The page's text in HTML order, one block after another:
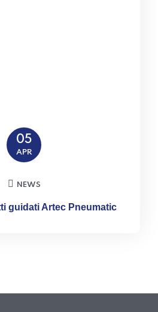
05
APR
NEWS
guidati Artec Pneumatic